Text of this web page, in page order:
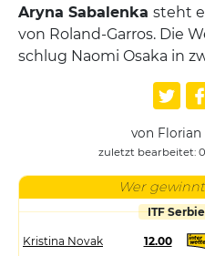
Aryna Sabalenka steht
von Roland-Garros. Die
schlug Naomi Osaka in
von Florian
zuletzt bearbeitet:
Wer
ITF
Kristina Novak 12.00